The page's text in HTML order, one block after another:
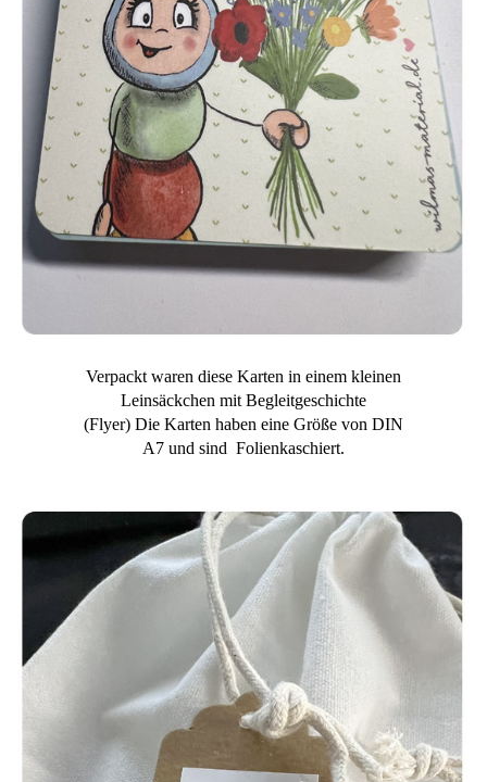
Verpackt waren diese Karten in einem kleinen
Leinsäckchen mit Begleitgeschichte
(Flyer) Die Karten haben eine Größe von DIN
A7 und sind Folienkaschiert.